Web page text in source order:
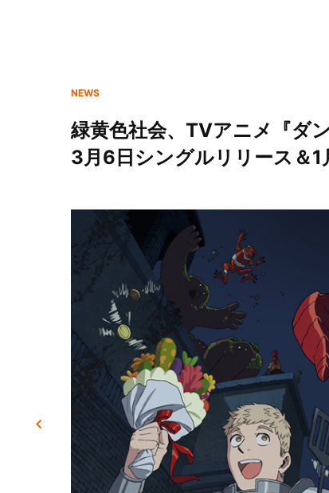
NEWS
緑黄色社会、TVアニメ『ダ
3月6日シングルリリース＆1